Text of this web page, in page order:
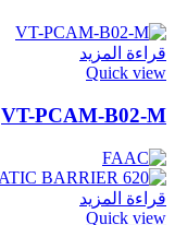
قراءة المزيد
Quick view
VT-PCAM-B02-M
قراءة المزيد
Quick view